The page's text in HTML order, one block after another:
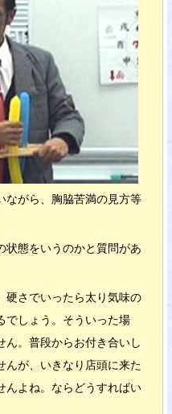
ながら、胸脇苦満の見方等
状態をいうのかと質問があ
硬さでいったら太り気味の
でしょう。そういった場
ん。普段からお付き合いし
んが、いきなり店頭に来た
んよね。ならどうすればい